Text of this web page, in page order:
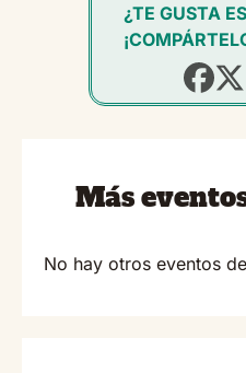
¿TE GUSTA
Más
No hay otros eventos